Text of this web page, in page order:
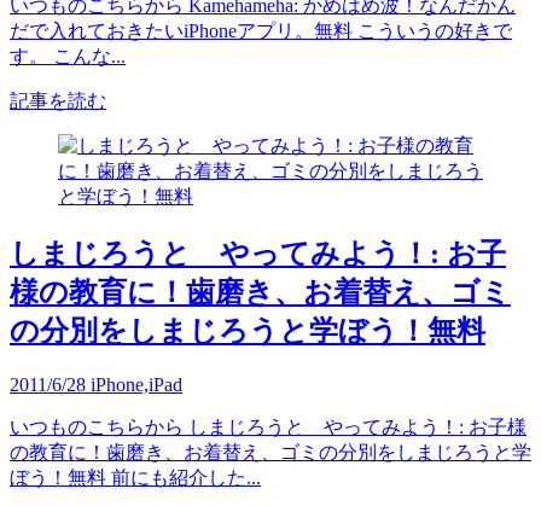
いつものこちらから Kamehameha: かめはめ波！なんだかん
だで入れておきたいiPhoneアプリ。無料 こういうの好きで
す。 こんな...
記事を読む
しまじろうと やってみよう！: お子
様の教育に！歯磨き、お着替え、ゴミ
の分別をしまじろうと学ぼう！無料
2011/6/28 iPhone,iPad
いつものこちらから しまじろうと やってみよう！: お子様
の教育に！歯磨き、お着替え、ゴミの分別をしまじろうと学
ぼう！無料 前にも紹介した...